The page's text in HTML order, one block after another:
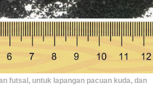
futsal, untuk lapangan pacuan kuda, dan